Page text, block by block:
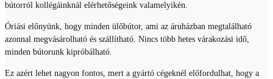
bútorról kollégáinknál elérhetőségeink valamelyikén.
Óriási előnyünk, hogy minden ülőbútor, ami az áruházban megtalálható
azonnal megvásárolható és szállítható. Nincs több hetes várakozási idő,
minden bútorunk kipróbálható.
Ez azért lehet nagyon fontos, mert a gyártó cégeknél előfordulhat, hogy a